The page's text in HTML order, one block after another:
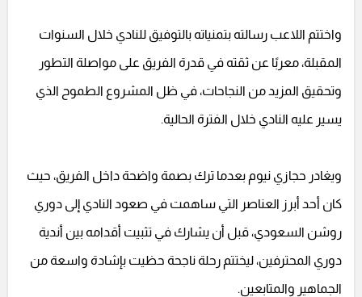
واختتم اللاعب رسالته بتمنياته بالتوفيق للنادي خلال السنوات
المقبلة، معربًا عن ثقته في قدرة الفريق على مواصلة التطور
وتحقيق المزيد من النجاحات، في ظل المشروع الطموح الذي
يسير عليه النادي خلال الفترة الحالية.
ويغادر حجازي نيوم بعدما ترك بصمة واضحة داخل الفريق، حيث
كان أحد أبرز العناصر التي ساهمت في صعود النادي إلى دوري
روشن السعودي، قبل أن يشارك في تثبيت أقدامه بين أندية
دوري المحترفين، ليختتم رحلة ناجحة حظيت بإشادة واسعة من
الجماهير والمتابعين.